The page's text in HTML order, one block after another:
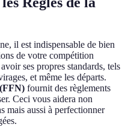
il est indispensable de bien
de votre compétition
ses propres standards, tels
et même les départs.
fournit des règlements
Ceci vous aidera non
mais aussi à perfectionner